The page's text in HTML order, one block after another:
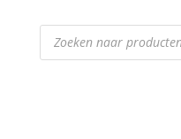
Producten
zoeken